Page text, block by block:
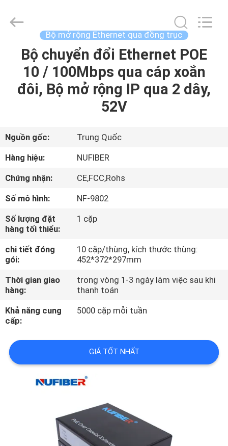
TRANG
CHỦ
PHẨM
VỀ
TÔI
THAM
QUAN
NHÀ
MÁY
KIỂM
SOÁT
CHẤT
LƯỢNG
Digital
Technology
Developed
Bộ mở rộng Ethernet qua đồng trục
Bộ chuyển đổi Ethernet POE
10 / 100Mbps qua cáp xoắn
đôi, Bộ mở rộng IP qua 2 dây,
52V
Nguồn gốc:
Trung Quốc
Hàng hiệu:
NUFIBER
Chứng nhận:
CE,FCC,Rohs
Số mô hình:
NF-9802
Số lượng đặt
hàng tối thiểu:
1 cặp
chi tiết đóng
gói:
10 cặp/thùng, kích thước thùng:
452*372*297mm
Thời gian giao
hàng:
trong vòng 1-3 ngày làm việc sau khi
thanh toán
Khả năng cung
cấp:
5000 cặp mỗi tuần
GIÁ TỐT NHẤT